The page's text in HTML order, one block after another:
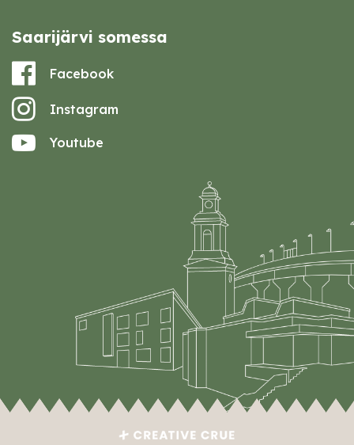
Saarijärvi somessa
Facebook
Instagram
Youtube